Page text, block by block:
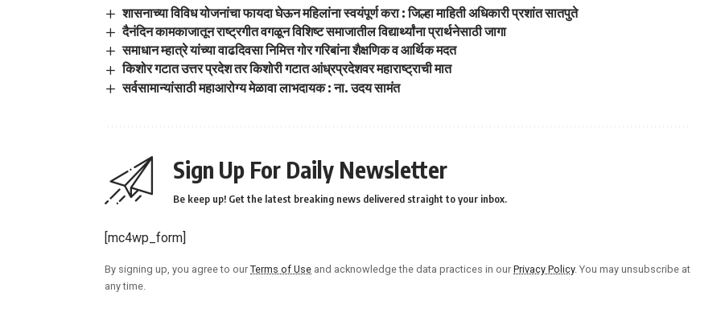
शासनाच्या विविध योजनांचा फायदा घेऊन महिलांना स्वयंपूर्ण करा : जिल्हा माहिती अधिकारी प्रशांत सातपुते
दैनंदिन कामकाजातून राष्ट्रगीत वगळून विशिष्ट समाजातील विद्यार्थ्यांना प्रार्थनेसाठी जागा
समाधान म्हात्रे यांच्या वाढदिवसा निमित्त गोर गरिबांना शैक्षणिक व आर्थिक मदत
किशोर गटात उत्तर प्रदेश तर किशोरी गटात आंध्रप्रदेशवर महाराष्ट्राची मात
सर्वसामान्यांसाठी महाआरोग्य मेळावा लाभदायक : ना. उदय सामंत
Sign Up For Daily Newsletter
Be keep up! Get the latest breaking news delivered straight to your inbox.
[mc4wp_form]
By signing up, you agree to our Terms of Use and acknowledge the data practices in our Privacy Policy. You may unsubscribe at
any time.